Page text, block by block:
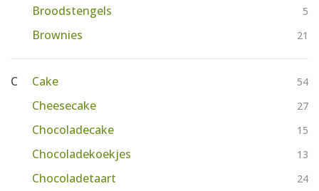
Broodstengels 5
Brownies 21
C Cake 54
Cheesecake 27
Chocoladecake 15
Chocoladekoekjes 13
Chocoladetaart 24